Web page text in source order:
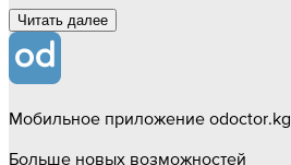
Читать далee
Мобильное приложение odoctor.kg
Больше новых возможностей